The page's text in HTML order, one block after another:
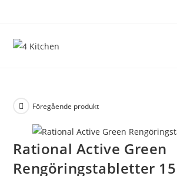
Föregående produkt
Rational Active Green
Rengöringstabletter